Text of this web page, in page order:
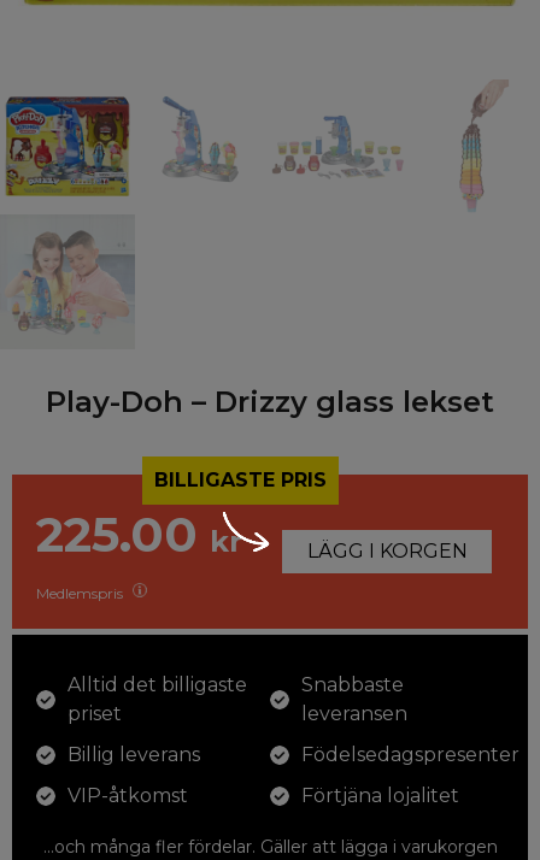
Play-Doh – Drizzy glass lekset
BILLIGASTE PRIS
225.00 kr
Medlemspris
LÄGG I KORGEN
Alltid det billigaste
priset
Billig leverans
VIP-åtkomst
Snabbaste
leveransen
Födelsedagspresenter
Förtjäna lojalitet
...och många fler fördelar. Gäller att lägga i varukorgen